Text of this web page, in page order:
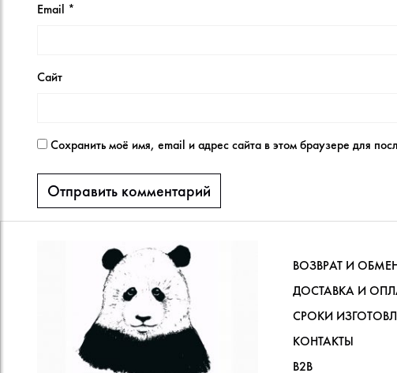
Email *
Сайт
Сохранить моё имя, email и адрес сайта в этом браузере для
ВОЗВРАТ И
ДОСТАВКА И
СРОКИ
КОНТАКТЫ
В2В